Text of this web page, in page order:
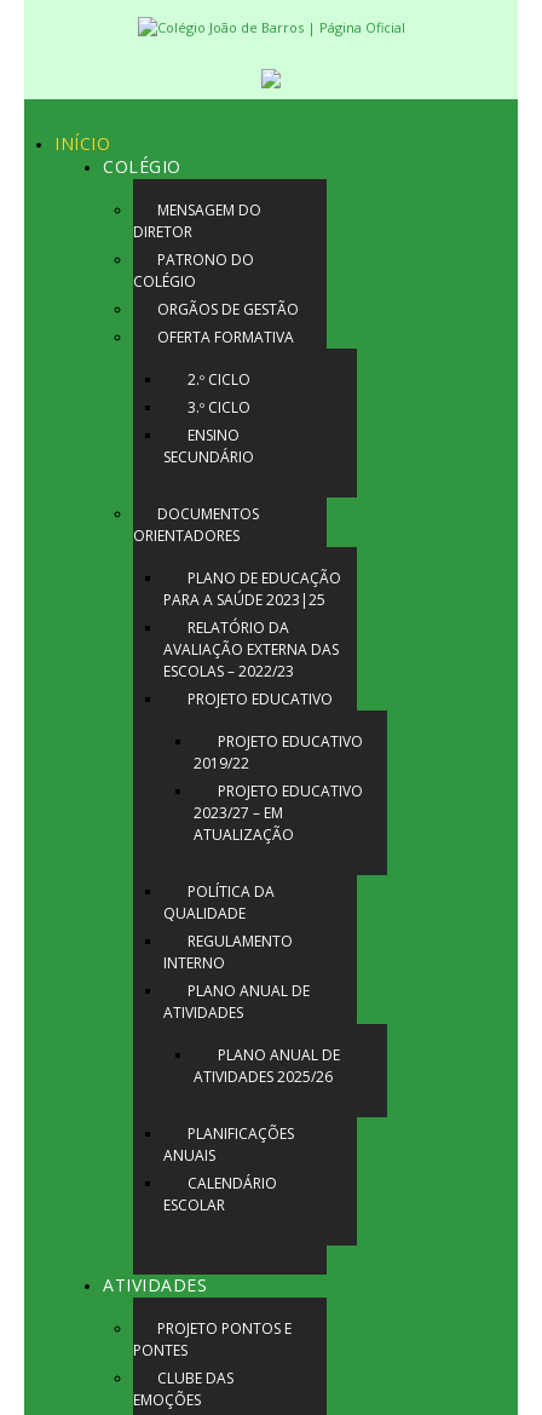
INÍCIO
COLÉGIO
MENSAGEM DO
DIRETOR
PATRONO DO
COLÉGIO
ORGÃOS DE GESTÃO
OFERTA FORMATIVA
2.º CICLO
3.º CICLO
ENSINO
SECUNDÁRIO
DOCUMENTOS
ORIENTADORES
PLANO DE EDUCAÇÃO
PARA A SAÚDE 2023|25
RELATÓRIO DA
AVALIAÇÃO EXTERNA DAS
ESCOLAS – 2022/23
PROJETO EDUCATIVO
PROJETO EDUCATIVO
2019/22
PROJETO EDUCATIVO
2023/27 – EM
ATUALIZAÇÃO
POLÍTICA DA
QUALIDADE
REGULAMENTO
INTERNO
PLANO ANUAL DE
ATIVIDADES
PLANO ANUAL DE
ATIVIDADES 2025/26
PLANIFICAÇÕES
ANUAIS
CALENDÁRIO
ESCOLAR
ATIVIDADES
PROJETO PONTOS E
PONTES
CLUBE DAS
EMOÇÕES